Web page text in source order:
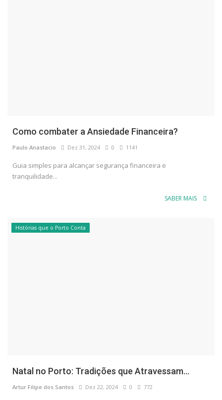
Como combater a Ansiedade Financeira?
Paulo Anastacio Dez 31, 2024 0 1141
Guia simples para alcançar segurança financeira e
tranquilidade...
SABER MAIS
Histórias que o Porto Conta
Natal no Porto: Tradições que Atravessam...
Artur Filipe dos Santos Dez 22, 2024 0 772